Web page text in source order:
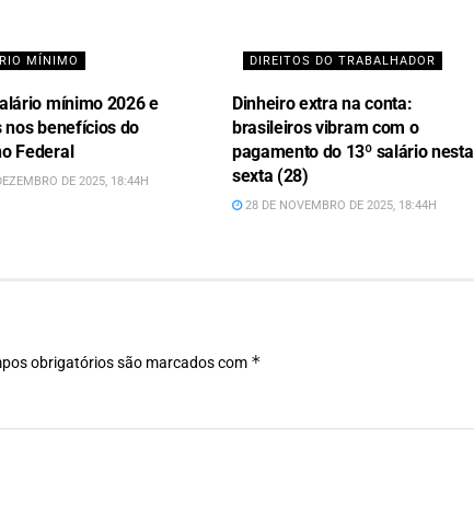
MÍNIMO
mínimo 2026 e
nos benefícios do
Federal
DE 2025, 18:44H
DIREITOS DO TRABALHADOR
Dinheiro extra na conta:
brasileiros vibram com o
pagamento do 13º salário nesta
sexta (28)
28 DE NOVEMBRO DE 2025, 18:44H
obrigatórios são marcados com *